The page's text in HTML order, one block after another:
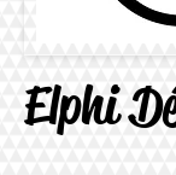
Elphi